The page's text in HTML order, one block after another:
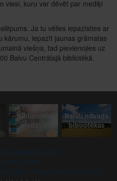
viesi, kuru var dēvēt par mediķi
Ja tu vēlies iepazīsties ar
kārumu, iepazīt jaunas grāmatas
viešņa, tad pievienojies uz
Balvu Centrālajā bibliotēkā.